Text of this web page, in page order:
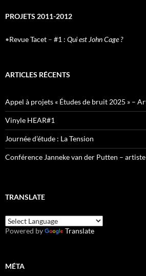
PROJETS 2011-2012
•Revue Tacet – #1 : Qui est John Cage ?
ARTICLES RÉCENTS
Appel à projets « Études de bruit 2025 » –
Vinyle HEAR#1
Journée d’étude : La Tension
Conférence Janneke van der Putten –
TRANSLATE
Powered by Translate
MÉTA